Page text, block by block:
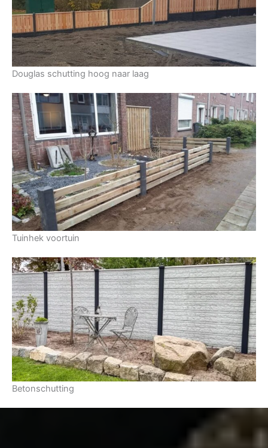
Douglas schutting hoog naar laag
Tuinhek voortuin
Betonschutting